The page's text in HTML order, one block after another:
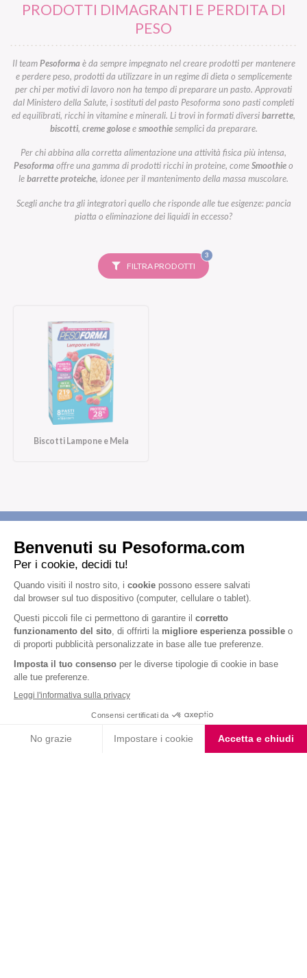
PRODOTTI DIMAGRANTI E PERDITA DI
PESO
Il teamPesoformaè da sempre impegnato nel creare prodotti per mantenere
e perdere peso, prodotti da utilizzare in un regime di dieta o semplicemente
per chi per motivi di lavoro non ha tempo di preparare un pasto. Approvati
dal Ministero della Salute, i sostituti del pasto Pesoforma sono pasti completi
ed equilibrati, ricchi in vitamine e minerali. Li trovi in formati diversibarrette,
biscotti, creme goloseesmoothiesemplici da preparare.
Per chi abbina alla corretta alimentazione una attività fisica più intensa,
Pesoformaoffre una gamma di prodotti ricchi in proteine, comeSmoothieo
lebarrette proteiche, idonee per il mantenimento della massa muscolare.
Scegli anche tra gli integratori quello che risponde alle tue esigenze: pancia
piatta o eliminazione dei liquidi in eccesso?
FILTRA PRODOTTI
3FILTRI
SELEZIONATI
Biscotti Lampone e Mela
Letta l'informativa privacy, acconsento all'iscrizione alla newsletter
Nutrition & Sante' Italia Spa
via Gioacchino Rossini 1/A